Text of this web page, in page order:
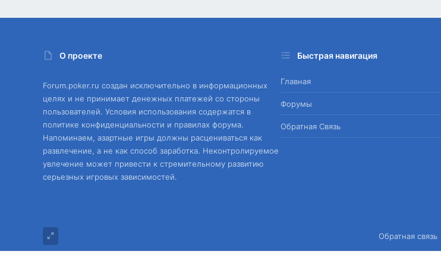
О проекте
Forum.poker.ru создан исключительно в информационных
целях и не принимает денежных платежей со стороны
пользователей. Условия использования содержатся в
политике конфиденциальности и правилах форума.
Напоминаем, азартные игры должны расцениваться как
развлечение, а не как способ заработка. Неконтролируемое
увлечение может привести к стремительному развитию
серьезных игровых зависимостей.
Быстрая навигация
Главная
Форумы
Обратная Связь
Обратная связь